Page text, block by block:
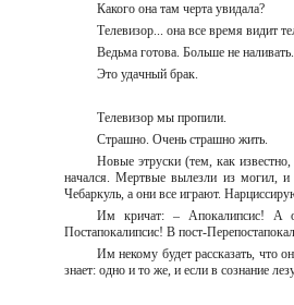
Какого она там черта увидала?
Телевизор... она все время видит
Ведьма готова. Больше не
Это удачный брак.
Телевизор мы пропили.
Страшно. Очень страшно жить.
Новые этруски (тем, как
начался. Мертвые вылезли из могил,
Чебаркуль, а они все играют.
Им кричат: – Апокалипсис! А
Постапокалипсис! В пост-
Им некому будет рассказать, что
знает: одно и то же, и если в сознание